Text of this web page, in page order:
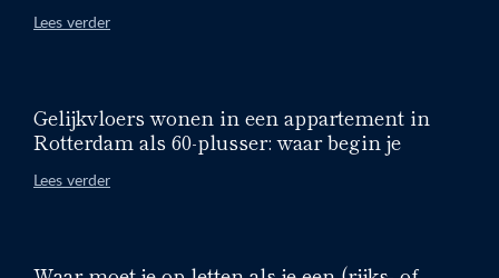
Lees verder
Gelijkvloers wonen in een appartement in
Rotterdam als 60-plusser: waar begin je
Lees verder